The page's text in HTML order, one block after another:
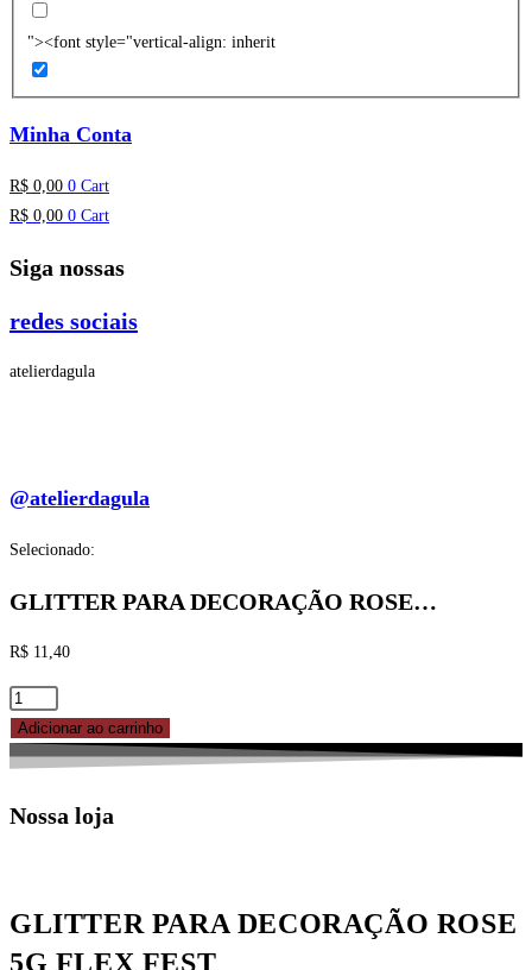
"><font style="vertical-align: inherit
Minha Conta
R$ 0,00 0 Cart
R$ 0,00 0 Cart
Siga nossas
redes sociais
atelierdagula
@atelierdagula
Selecionado:
GLITTER PARA DECORAÇÃO ROSE…
R$ 11,40
GLITTER
PARA
DECORAÇÃO
5G
Adicionar ao carrinho
Nossa loja
GLITTER PARA DECORAÇÃO ROSE
5G FLEX FEST